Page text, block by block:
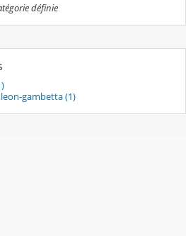
définie
gambetta (1)